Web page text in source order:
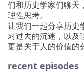
们和历史学家们聊天
理性思考。
让我们一起分享历史
对过去的沉迷，以及
更是关于人的价值的
recent episodes